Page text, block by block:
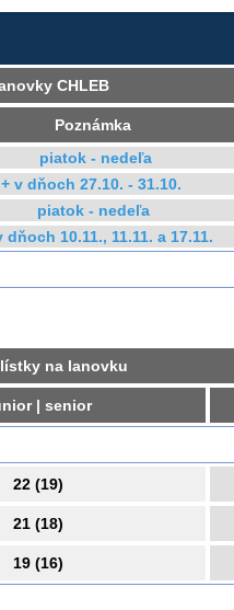
CHLEB
Poznámka
piatok - nedeľa
+ v dňoch 27.10. - 31.10.
piatok - nedeľa
dňoch 10.11., 11.11. a 17.11.
na lanovku
| senior
22 (19)
21 (18)
19 (16)